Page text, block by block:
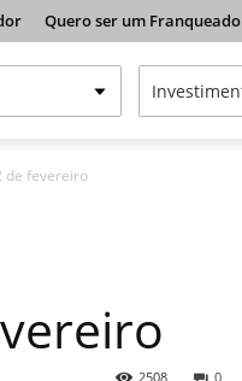
Quero ser um Franqueado
de fevereiro
0
2508